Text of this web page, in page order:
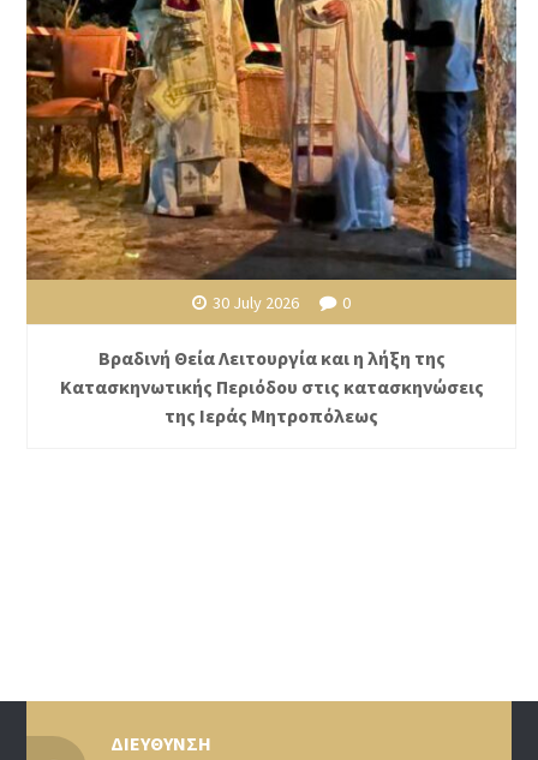
30 July 2026 0
Βραδινή Θεία Λειτουργία και η λήξη της
Κατασκηνωτικής Περιόδου στις κατασκηνώσεις
της Ιεράς Μητροπόλεως
ΔΙΕΥΘΥΝΣΗ